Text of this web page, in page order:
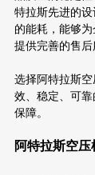
特拉斯先进的
的能耗，能够
提供完善的售后
选择阿特拉斯
效、稳定、可
保障。
阿特拉斯空